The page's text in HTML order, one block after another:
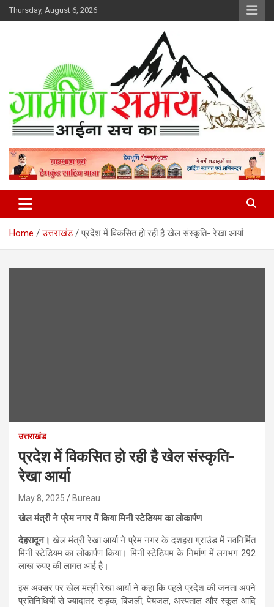
Skip
to
Thursday, August 6, 2026
Gramin Samay
Home उत्तराखंड प्रदेश में विकसित हो रही है खेल संस्कृति- रेखा आर्या
उत्तराखंड
प्रदेश में विकसित हो रही है खेल संस्कृति-
रेखा आर्या
May 8, 2025 Bureau
खेल मंत्री ने प्रेम नगर में किया मिनी स्टेडियम का लोकार्पण
देहरादून। खेल मंत्री रेखा आर्या ने प्रेम नगर के दशहरा ग्राउंड में नवनिर्मित
मिनी स्टेडियम का लोकार्पण किया। मिनी स्टेडियम के निर्माण में लगभग 292
लाख रुपए की लागत आई है।
इस अवसर पर खेल मंत्री रेखा आर्या ने कहा कि पहले प्रदेश की जनता अपने
प्रतिनिधियों से ज्यादातर सड़क, बिजली, पेयजल, अस्पताल और स्कूल आदि